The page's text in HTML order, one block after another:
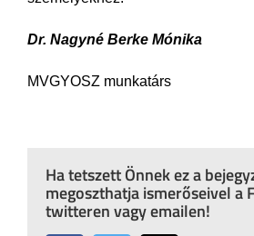
Dr. Nagyné Berke Mónika
MVGYOSZ munkatárs
Ha tetszett Önnek ez a
megoszthatja ismerőseivel a
twitteren vagy emailen!